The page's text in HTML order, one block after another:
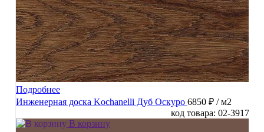
Подробнее
Инженерная доска Kochanelli Дуб Оскуро 6850 ₽ / м2
код товара: 02-3917
В корзину